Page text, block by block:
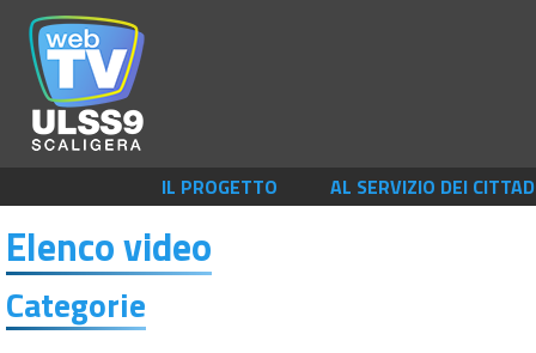
IL PROGETTO AL SERVIZIO DEI
Elenco video
Categorie